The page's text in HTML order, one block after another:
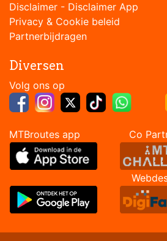
Disclaimer - Disclaimer App
Privacy & Cookie beleid
Partnerbijdragen
Diversen
Volg ons op
MTBroutes app Co